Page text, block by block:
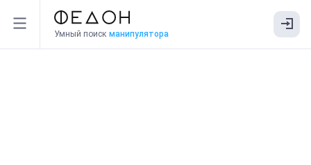
Умный поиск манипулятора